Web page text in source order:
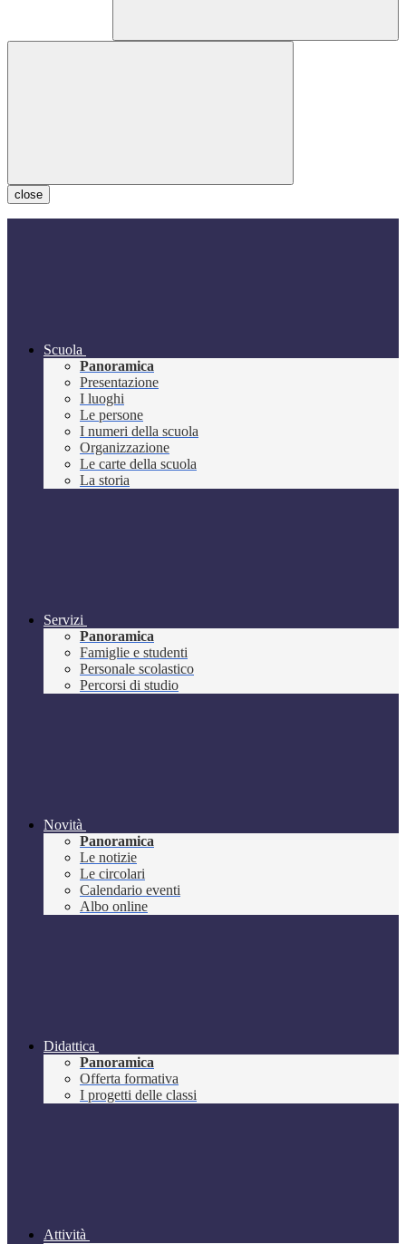
close
Scuola
Panoramica
Presentazione
I luoghi
Le persone
I numeri della scuola
Organizzazione
Le carte della scuola
La storia
Servizi
Panoramica
Famiglie e studenti
Personale scolastico
Percorsi di studio
Novità
Panoramica
Le notizie
Le circolari
Calendario eventi
Albo online
Didattica
Panoramica
Offerta formativa
I progetti delle classi
Attività